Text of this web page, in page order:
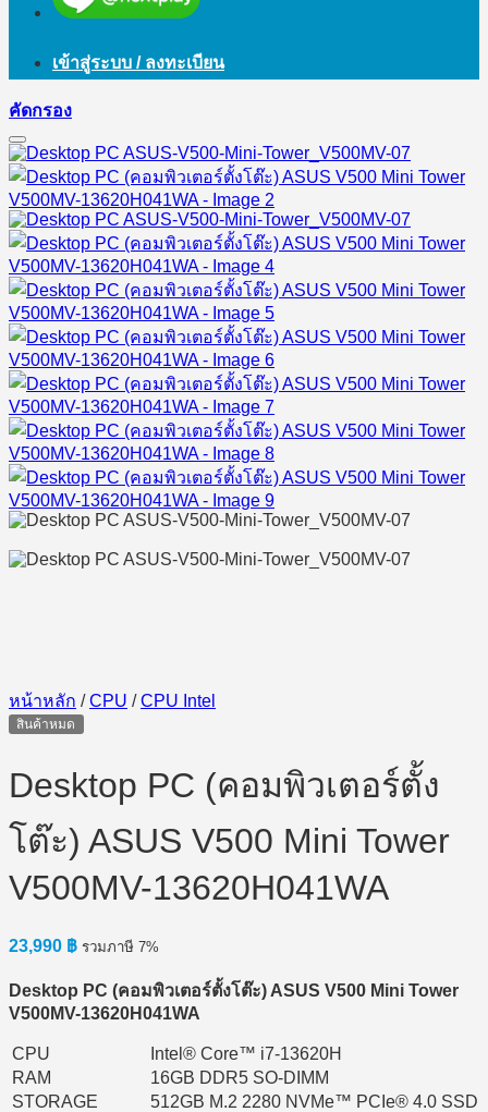
เข้าสู่ระบบ / ลงทะเบียน
คัดกรอง
หน้าหลัก / CPU / CPU Intel
สินค้าหมด
Desktop PC (คอมพิวเตอร์ตั้ง
โต๊ะ) ASUS V500 Mini Tower
V500MV-13620H041WA
23,990 ฿ รวมภาษี 7%
Desktop PC (คอมพิวเตอร์ตั้งโต๊ะ) ASUS V500 Mini Tower
V500MV-13620H041WA
CPU
Intel® Core™ i7-13620H
RAM
16GB DDR5 SO-DIMM
STORAGE
512GB M.2 2280 NVMe™ PCIe® 4.0 SSD